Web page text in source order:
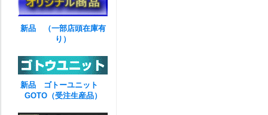
新品 （一部店頭在庫有
り）
新品 ゴトーユニット
GOTO（受注生産品）